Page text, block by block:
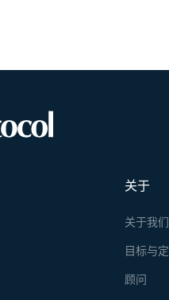
关于
关于我们
目标与
顾问